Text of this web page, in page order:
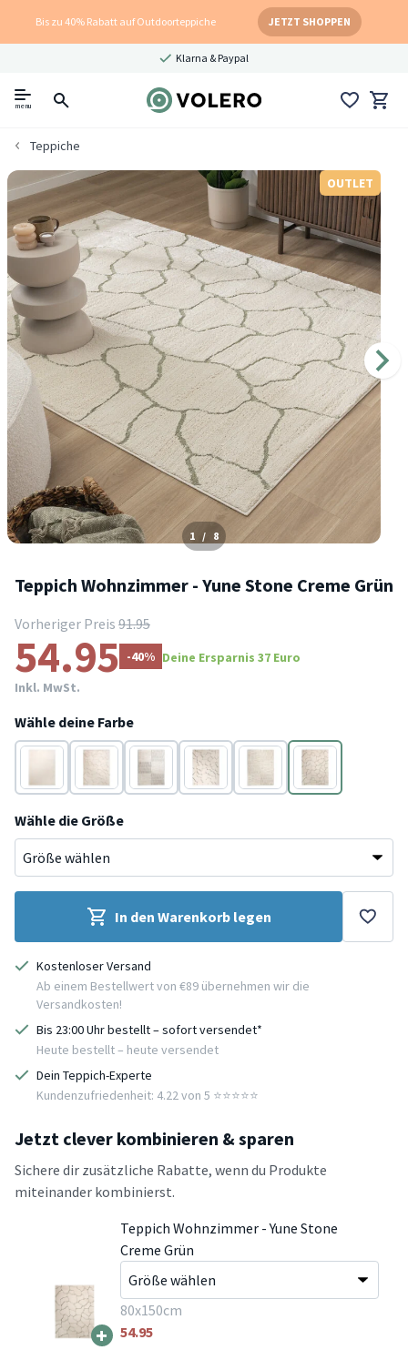
Bis zu 40% Rabatt auf Outdoorteppiche JETZT SHOPPEN
Klarna & Paypal
menu
Teppiche
OUTLET
1 / 8
Teppich Wohnzimmer - Yune Stone Creme Grün
Vorheriger Preis 91.95
54.95 -40% Deine Ersparnis 37 Euro
Inkl. MwSt.
Wähle deine Farbe
Creme Creme Creme Creme Creme
Creme
Wähle die Größe
In den Warenkorb legen
Kostenloser Versand
Ab einem Bestellwert von €89 übernehmen wir die
Versandkosten!
Bis 23:00 Uhr bestellt – sofort versendet*
Heute bestellt – heute versendet
Dein Teppich-Experte
Kundenzufriedenheit: 4.22 von 5 ⭐️⭐️⭐️⭐️⭐️
Jetzt clever kombinieren & sparen
Sichere dir zusätzliche Rabatte, wenn du Produkte
miteinander kombinierst.
+
Teppich Wohnzimmer - Yune Stone
Creme Grün
80x150cm
54.95